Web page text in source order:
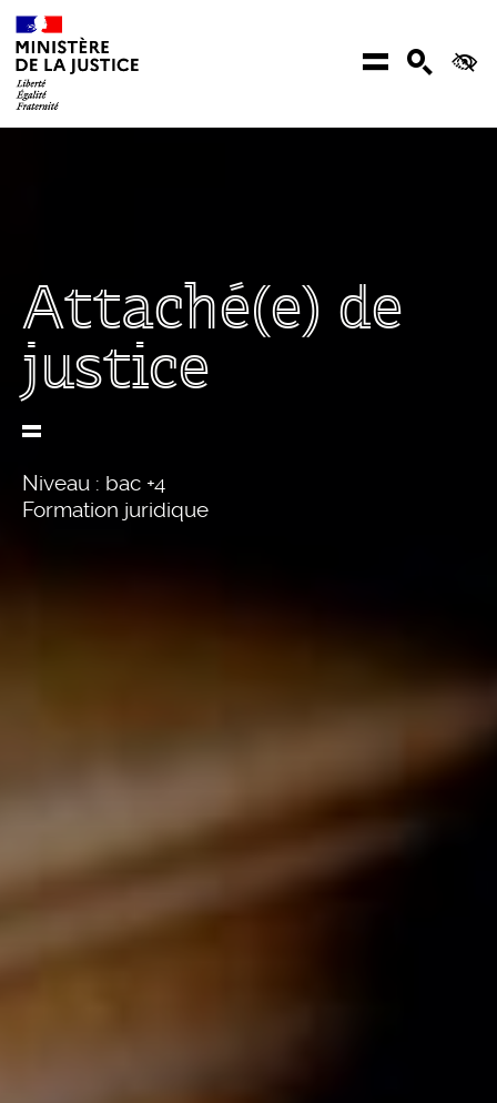
Aller au contenu
Menu
Attaché(e) de
justice
Niveau : bac +4
Formation juridique